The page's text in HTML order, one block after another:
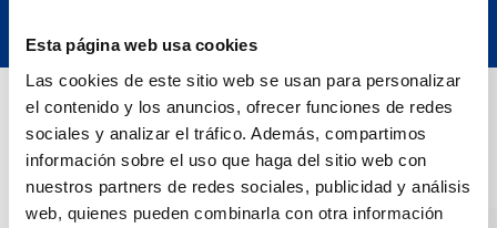
Esta página web usa cookies
Las cookies de este sitio web se usan para personalizar
el contenido y los anuncios, ofrecer funciones de redes
sociales y analizar el tráfico. Además, compartimos
información sobre el uso que haga del sitio web con
nuestros partners de redes sociales, publicidad y análisis
web, quienes pueden combinarla con otra información
Contact
Adreça
Passeig de l'Escullera s/n, 43004 Tarragona